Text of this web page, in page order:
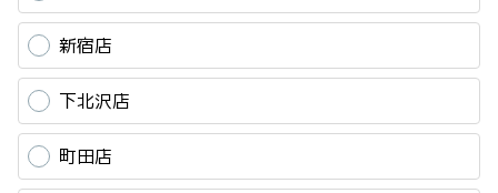
新宿店
下北沢店
町田店